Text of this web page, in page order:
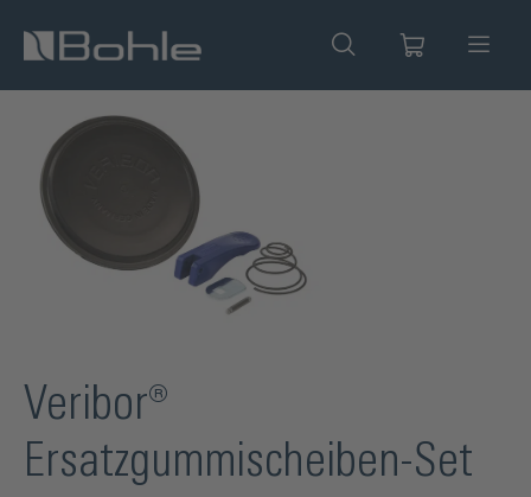
springen
Veribor®
Ersatzgummischeiben-Set